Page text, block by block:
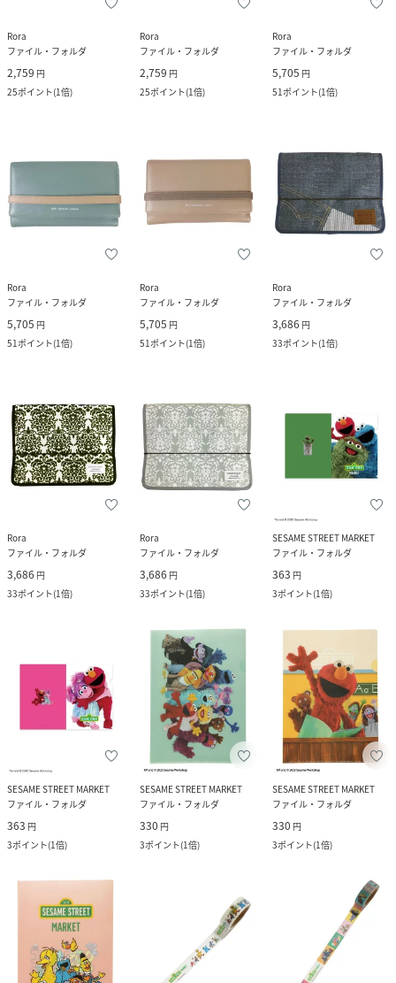
Rora
ファイル・フォルダ
2,759 円
25ポイント(1倍)
Rora
ファイル・フォルダ
2,759 円
25ポイント(1倍)
Rora
ファイル・フォルダ
5,705 円
51ポイント(1倍)
Rora
ファイル・フォルダ
5,705 円
51ポイント(1倍)
Rora
ファイル・フォルダ
5,705 円
51ポイント(1倍)
Rora
ファイル・フォルダ
3,686 円
33ポイント(1倍)
Rora
ファイル・フォルダ
3,686 円
33ポイント(1倍)
Rora
ファイル・フォルダ
3,686 円
33ポイント(1倍)
SESAME STREET MARKET
ファイル・フォルダ
363 円
3ポイント(1倍)
SESAME STREET MARKET
ファイル・フォルダ
363 円
3ポイント(1倍)
SESAME STREET MARKET
ファイル・フォルダ
330 円
3ポイント(1倍)
SESAME STREET MARKET
ファイル・フォルダ
330 円
3ポイント(1倍)